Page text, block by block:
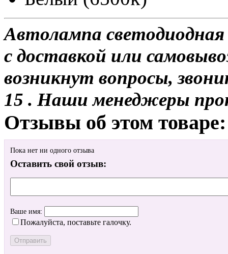
Автолампа
с доставкой или
возникнут вопросы,
15 . Наши менеджеры
Отзывы об этом товаре:
Пока нет ни одного отзыва
Оставить свой отзыв:
Ваше имя:
Пожалуйста, поставьте галочку.